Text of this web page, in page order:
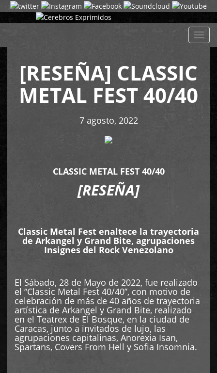
[RESEÑA] CLASSIC
METAL FEST 40/40
7 agosto, 2022
CLASSIC METAL FEST 40/40
[RESEÑA]
Classic Metal Fest enaltece la trayectoria
de Arkangel y Grand Bite, agrupaciones
Insignes del Rock Venezolano
El Sábado, 28 de Mayo de 2022, fue realizado
el “Classic Metal Fest 40/40”, con motivo de
celebración de más de 40 años de trayectoria
artística de Arkangel y Grand Bite, realizado
en el Teatrex de El Bosque, en la ciudad de
Caracas, junto a invitados de lujo, las
agrupaciones capitalinas, Anorexia Isan,
Spartans, Covers From Hell y Sofia Insomnia.